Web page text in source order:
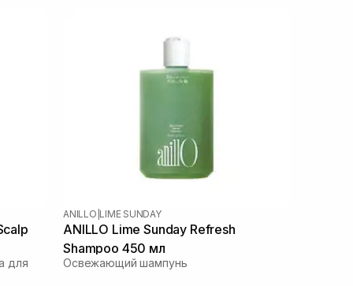
для
ANILLO LIME SUNDAY
ANILLO Lime Sunday Refresh
Shampoo 450 мл
Освежающий шампунь